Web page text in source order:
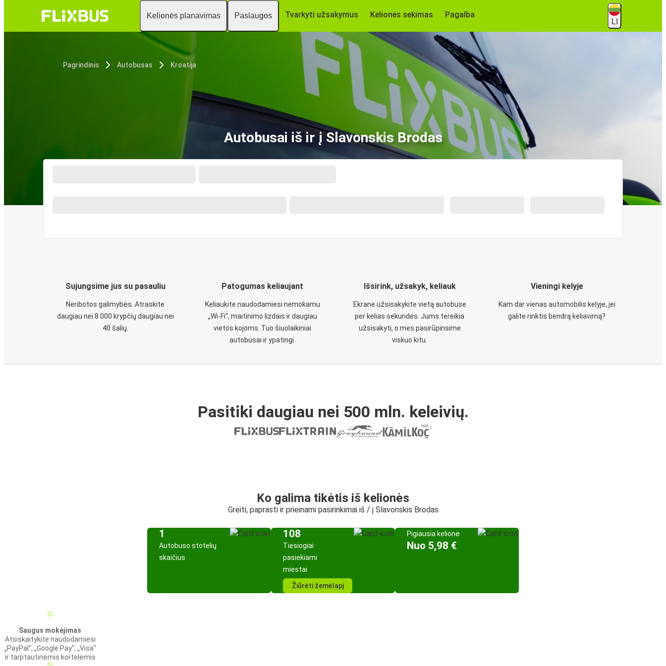
Kelionės planavimas Paslaugos Tvarkyti užsakymus Kelionės sekimas Pagalba
LI
Pagrindinis Autobusas Kroatija
Autobusai iš ir į Slavonskis Brodas
Sujungsime jus su pasauliu
Neribotos galimybės. Atraskite
daugiau nei 8 000 krypčių daugiau nei
40 šalių.
Patogumas keliaujant
Keliaukite naudodamiesi nemokamu
„Wi-Fi“, maitinimo lizdais ir daugiau
vietos kojoms. Tuo šiuolaikiniai
autobusai ir ypatingi.
Išsirink, užsakyk, keliauk
Ekrane užsisakykite vietą autobuse
per kelias sekundes. Jums tereikia
užsisakyti, o mes pasirūpinsime
viskuo kitu.
Vieningi kelyje
Kam dar vienas automobilis kelyje, jei
galite rinktis bendrą keliavimą?
Pasitiki daugiau nei 500 mln. keleivių.
Ko galima tikėtis iš kelionės
Greiti, paprasti ir prieinami pasirinkimai iš / į Slavonskis Brodas
1
Autobuso stotelių
skaičius
108
Tiesiogiai
pasiekiami
miestai
Žiūrėti žemėlapį
Pigiausia kelionė
Nuo 5,98 €
Saugus mokėjimas
Atsiskaitykite naudodamiesi
„PayPal“, „Google Pay“, „Visa“
ir tarptautinėmis kortelėmis